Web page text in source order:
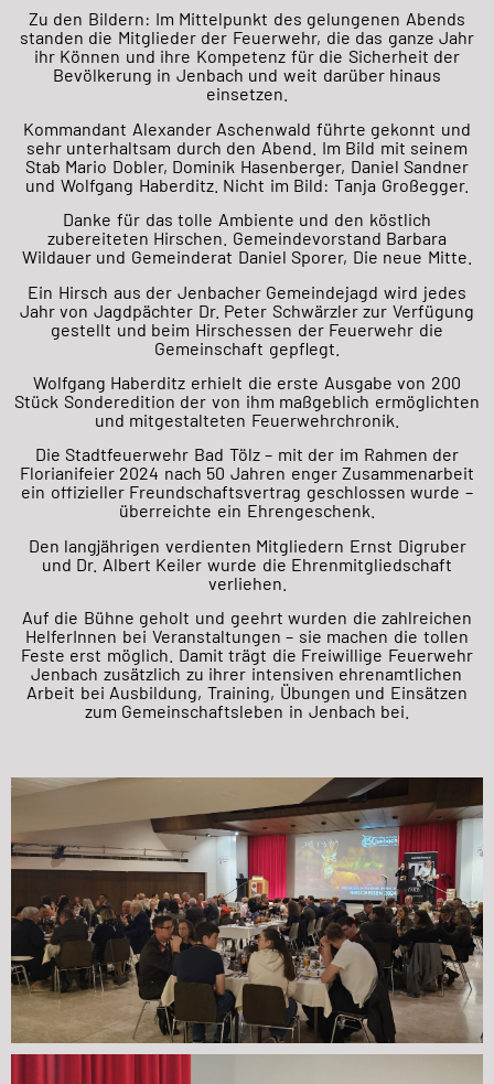
Zu den Bildern: Im Mittelpunkt des gelungenen Abends
standen die Mitglieder der Feuerwehr, die das ganze Jahr
ihr Können und ihre Kompetenz für die Sicherheit der
Bevölkerung in Jenbach und weit darüber hinaus
einsetzen.
Kommandant Alexander Aschenwald führte gekonnt und
sehr unterhaltsam durch den Abend. Im Bild mit seinem
Stab Mario Dobler, Dominik Hasenberger, Daniel Sandner
und Wolfgang Haberditz. Nicht im Bild: Tanja Großegger.
Danke für das tolle Ambiente und den köstlich
zubereiteten Hirschen. Gemeindevorstand Barbara
Wildauer und Gemeinderat Daniel Sporer, Die neue Mitte.
Ein Hirsch aus der Jenbacher Gemeindejagd wird jedes
Jahr von Jagdpächter Dr. Peter Schwärzler zur Verfügung
gestellt und beim Hirschessen der Feuerwehr die
Gemeinschaft gepflegt.
Wolfgang Haberditz erhielt die erste Ausgabe von 200
Stück Sonderedition der von ihm maßgeblich ermöglichten
und mitgestalteten Feuerwehrchronik.
Die Stadtfeuerwehr Bad Tölz – mit der im Rahmen der
Florianifeier 2024 nach 50 Jahren enger Zusammenarbeit
ein offizieller Freundschaftsvertrag geschlossen wurde –
überreichte ein Ehrengeschenk.
Den langjährigen verdienten Mitgliedern Ernst Digruber
und Dr. Albert Keiler wurde die Ehrenmitgliedschaft
verliehen.
Auf die Bühne geholt und geehrt wurden die zahlreichen
HelferInnen bei Veranstaltungen – sie machen die tollen
Feste erst möglich. Damit trägt die Freiwillige Feuerwehr
Jenbach zusätzlich zu ihrer intensiven ehrenamtlichen
Arbeit bei Ausbildung, Training, Übungen und Einsätzen
zum Gemeinschaftsleben in Jenbach bei.